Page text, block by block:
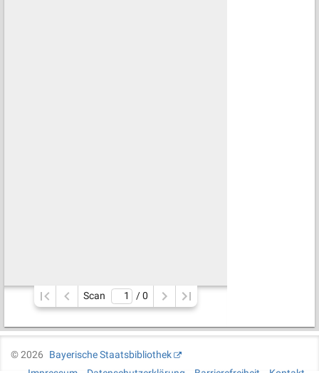
Scan / 0
©2026
Bayerische Staatsbibliothek